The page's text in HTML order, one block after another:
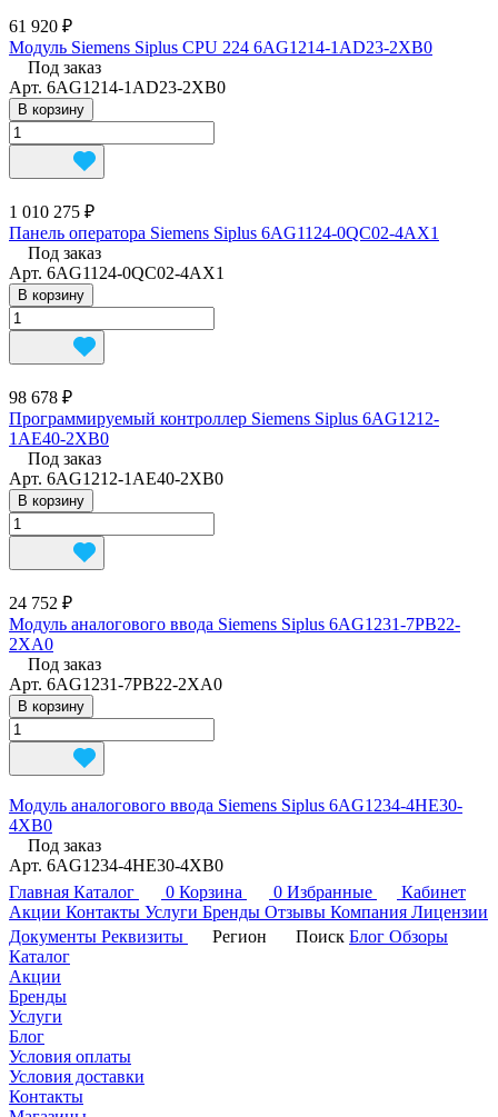
61 920 ₽
Модуль Siemens Siplus CPU 224 6AG1214-1AD23-2XB0
Под заказ
Арт. 6AG1214-1AD23-2XB0
В корзину
1 010 275 ₽
Панель оператора Siemens Siplus 6AG1124-0QC02-4AX1
Под заказ
Арт. 6AG1124-0QC02-4AX1
В корзину
98 678 ₽
Программируемый контроллер Siemens Siplus 6AG1212-
1AE40-2XB0
Под заказ
Арт. 6AG1212-1AE40-2XB0
В корзину
24 752 ₽
Модуль аналогового ввода Siemens Siplus 6AG1231-7PB22-
2XA0
Под заказ
Арт. 6AG1231-7PB22-2XA0
В корзину
Модуль аналогового ввода Siemens Siplus 6AG1234-4HE30-
4XB0
Под заказ
Арт. 6AG1234-4HE30-4XB0
Главная Каталог 0 Корзина 0 Избранные
Кабинет
Акции Контакты Услуги Бренды Отзывы Компания Лицензии
Документы Реквизиты Регион Поиск Блог Обзоры
Каталог
Акции
Бренды
Услуги
Блог
Условия оплаты
Условия доставки
Контакты